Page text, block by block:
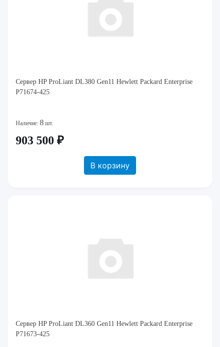
Сервер HP ProLiant DL380 Gen11 Hewlett Packard Enterprise
P71674-425
Наличие: 8 шт.
903 500 ₽
В корзину
Сервер HP ProLiant DL360 Gen11 Hewlett Packard Enterprise
P71673-425